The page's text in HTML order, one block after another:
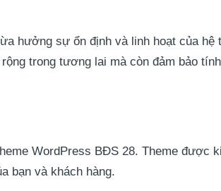
hưởng sự ổn định và linh hoạt của hệ
trong tương lai mà còn đảm bảo
WordPress BĐS 28. Theme được
bạn và khách hàng.